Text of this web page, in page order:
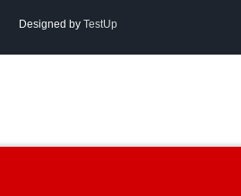
Designed by TestUp